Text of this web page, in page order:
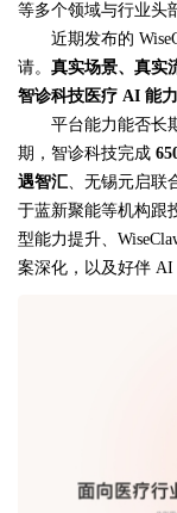
等多个领域与行业头
近期发布的
请。 真实场景、真实
智诊科技医疗 AI 能
平台能力能否长
期，智诊科技完成
遇智汇、无锡元启联
于蓝新聚能等机构跟
型能力提升、
案深化，以及好伴 AI